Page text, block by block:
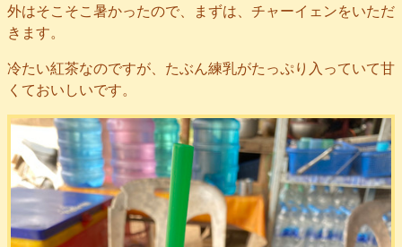
外はそこそこ暑かったので、まずは、チャーイェンをいただ
きます。
冷たい紅茶なのですが、たぶん練乳がたっぷり入っていて甘
くておいしいです。